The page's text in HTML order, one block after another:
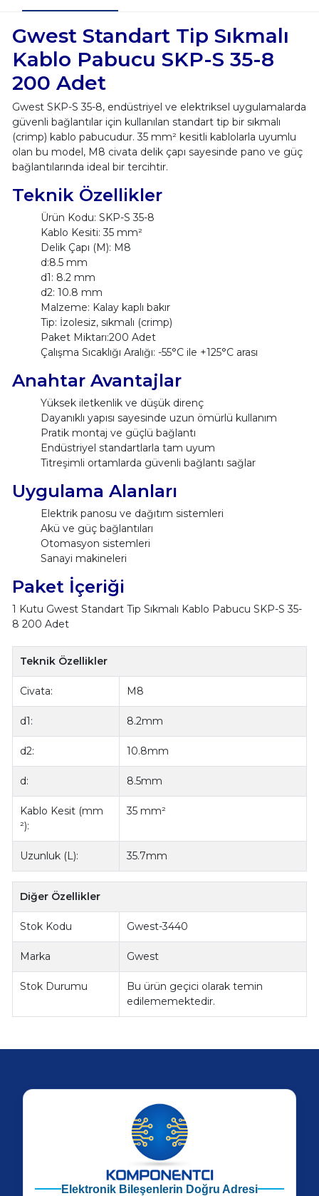
Gwest Standart Tip Sıkmalı
Kablo Pabucu SKP-S 35-8
200 Adet
Gwest SKP-S 35-8, endüstriyel ve elektriksel uygulamalarda
güvenli bağlantılar için kullanılan standart tip bir sıkmalı
(crimp) kablo pabucudur. 35 mm² kesitli kablolarla uyumlu
olan bu model, M8 civata delik çapı sayesinde pano ve güç
bağlantılarında ideal bir tercihtir.
Teknik Özellikler
Ürün Kodu: SKP-S 35-8
Kablo Kesiti: 35 mm²
Delik Çapı (M): M8
d:8.5 mm
d1: 8.2 mm
d2: 10.8 mm
Malzeme: Kalay kaplı bakır
Tip: İzolesiz, sıkmalı (crimp)
Paket Miktarı:200 Adet
Çalışma Sıcaklığı Aralığı: -55°C ile +125°C arası
Anahtar Avantajlar
Yüksek iletkenlik ve düşük direnç
Dayanıklı yapısı sayesinde uzun ömürlü kullanım
Pratik montaj ve güçlü bağlantı
Endüstriyel standartlarla tam uyum
Titreşimli ortamlarda güvenli bağlantı sağlar
Uygulama Alanları
Elektrik panosu ve dağıtım sistemleri
Akü ve güç bağlantıları
Otomasyon sistemleri
Sanayi makineleri
Paket İçeriği
1 Kutu Gwest Standart Tip Sıkmalı Kablo Pabucu SKP-S 35-
8 200 Adet
Teknik Özellikler
Civata: M8
d1: 8.2mm
d2: 10.8mm
d: 8.5mm
Kablo Kesit (mm
²):
35 mm²
Uzunluk (L): 35.7mm
Diğer Özellikler
Stok Kodu Gwest-3440
Marka Gwest
Stok Durumu
Bu ürün geçici olarak temin
edilememektedir.
Elektronik Bileşenlerin Doğru Adresi